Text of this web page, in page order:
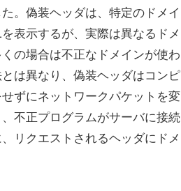
。偽装ヘッダは、特定のドメイ
表示するが、実際は異なるドメ
の場合は不正なドメインが使わ
は異なり、偽装ヘッダはコンピ
ずにネットワークパケットを変
不正プログラムがサーバに接続
リクエストされるヘッダにドメ